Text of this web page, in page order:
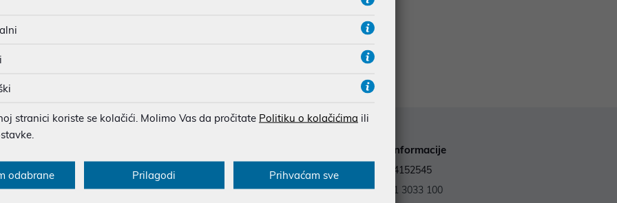
Blog
O nama
Kontakt informacije
OIB: 59964152545
Tel.:+385 1 3033 100
stranici koriste se kolačići. Molimo Vas da pročitate Politiku o kolačićima ili
odabrane Prilagodi Prihvaćam sve